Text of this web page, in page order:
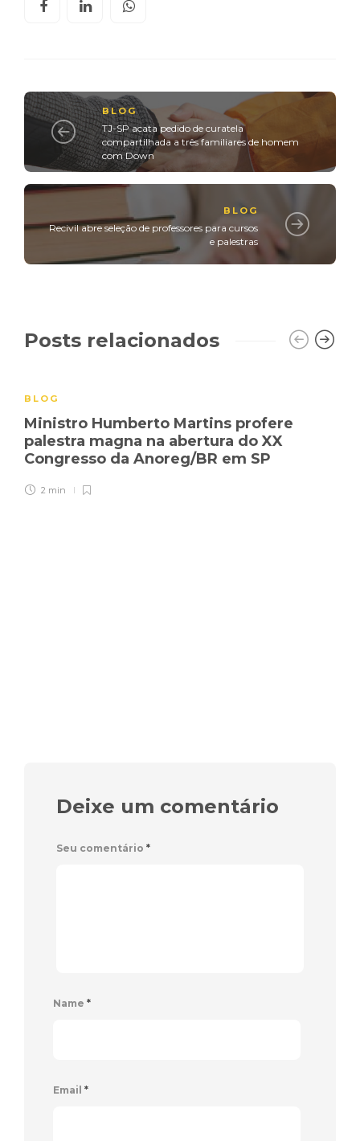
BLOG
TJ-SP acata pedido de curatela
compartilhada a três familiares de homem
com Down
BLOG
Recivil abre seleção de professores para cursos
e palestras
Posts relacionados
BLOG
Ministro Humberto Martins profere
palestra magna na abertura do XX
Congresso da Anoreg/BR em SP
2 min
Deixe um comentário
Seu comentário *
Name *
Email *